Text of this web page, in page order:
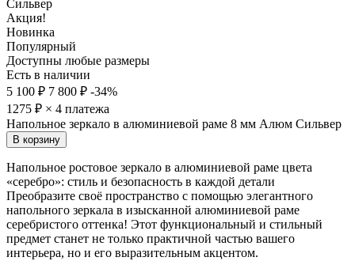
Акция!
Новинка
Популярный
Доступны любые размеры
Есть в наличии
5 100 ₽ 7 800 ₽ -34%
1275 ₽ × 4 платежа
Напольное зеркало в алюминиевой раме 8 мм Алюм Сильвер
В корзину
Напольное ростовое зеркало в алюминиевой раме цвета
«серебро»: стиль и безопасность в каждой детали
Преобразите своё пространство с помощью элегантного
напольного зеркала в изысканной алюминиевой раме
серебристого оттенка! Этот функциональный и стильный
предмет станет не только практичной частью вашего
интерьера, но и его выразительным акцентом.